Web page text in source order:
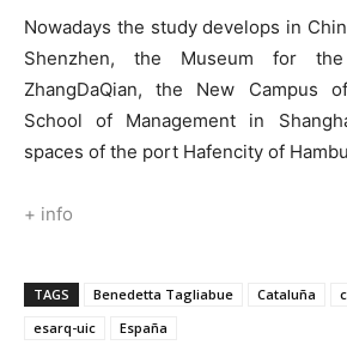
Nowadays the study develops in
Shenzhen, the Museum for
ZhangDaQian, the New Campus
School of Management in
spaces of the port Hafencity of
+ info
TAGS Benedetta Tagliabue Cataluña
esarq-uic
España